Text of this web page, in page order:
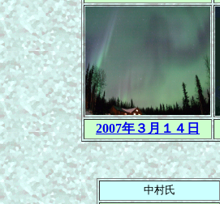
2007年３月１４日
中村氏